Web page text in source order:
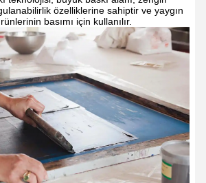
özelliklerine sahiptir ve yaygın
basımı için kullanılır.